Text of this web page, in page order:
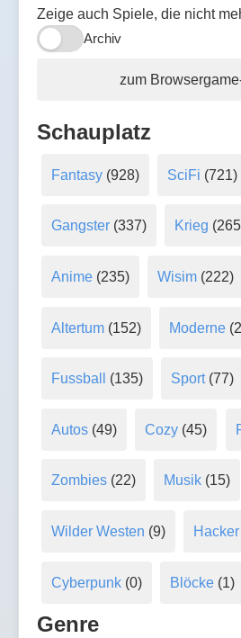
Zeige auch Spiele, die nicht
Archiv
zum
Schauplatz
Fantasy(928) SciFi (721)
Gangster(337) Krieg
Anime(235) Wisim (222)
Altertum(152) Moderne
Fussball (135) Sport(77)
Autos(49) Cozy (45)
Zombies(22) Musik (15)
Wilder Westen (9) Hacker
Cyberpunk(0) Blöcke (1)
Genre